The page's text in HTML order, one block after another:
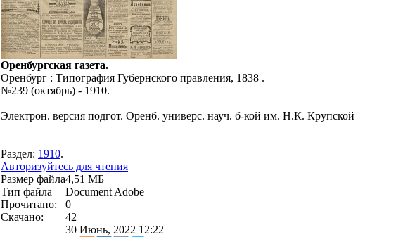
Оренбургская газета.
Оренбург : Типография Губернского правления, 1838 .
№239 (октябрь) - 1910.
Электрон. версия подгот. Оренб. универс. науч. б-кой им. Н.К. Крупской
Раздел: 1910.
Авторизуйтесь для чтения
Размер файла4,51 МБ
Тип файла
Document Adobe
Прочитано:
0
Скачано:
42
30 Июнь, 2022 12:22